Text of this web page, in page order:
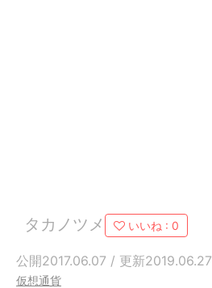
タカノツメ いいね : 0
公開2017.06.07 / 更新2019.06.27
仮想通貨